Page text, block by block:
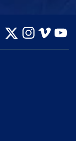
ΕΞΕΡΕΥΝΗΣΤΕ ΤΗ
ΣΕΙΡΑ